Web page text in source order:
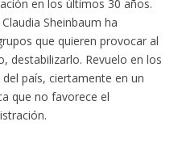
en los últimos 30 años.
Sheinbaum ha
que quieren provocar al
destabilizarlo. Revuelo en los
país, ciertamente en un
que no favorece el